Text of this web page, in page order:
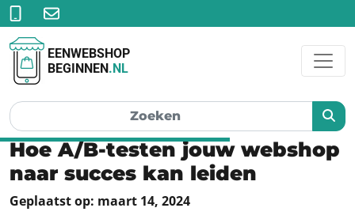
EENWEBSHOP
BEGINNEN.NL
Hoe A/B-testen jouw webshop
naar succes kan leiden
Geplaatst op: maart 14, 2024